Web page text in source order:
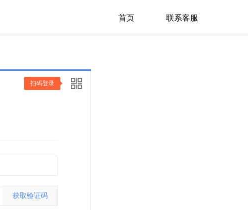
首页 联系客服
扫码登录
获取验证码